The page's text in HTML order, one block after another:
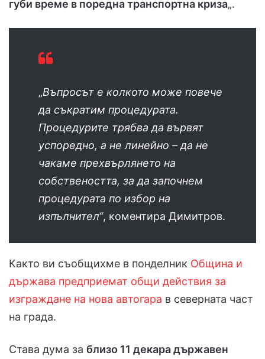
губи време в поредна транспортна криза„.
„Въпросът е колкото може повече
да съкратим процедурата.
Процедурите трябва да вървят
успоредно, а не линейно – да не
чакаме прехвърлянето на
собствеността, за да започнем
процедурата по избор на
изпълнител“, коментира Димитров.
Както ви съобщихме в понделник Община и
държава предприемат общи действия за
изграждане на нова автогара в северната част
на града.
Става дума за близо 11 декара държавен